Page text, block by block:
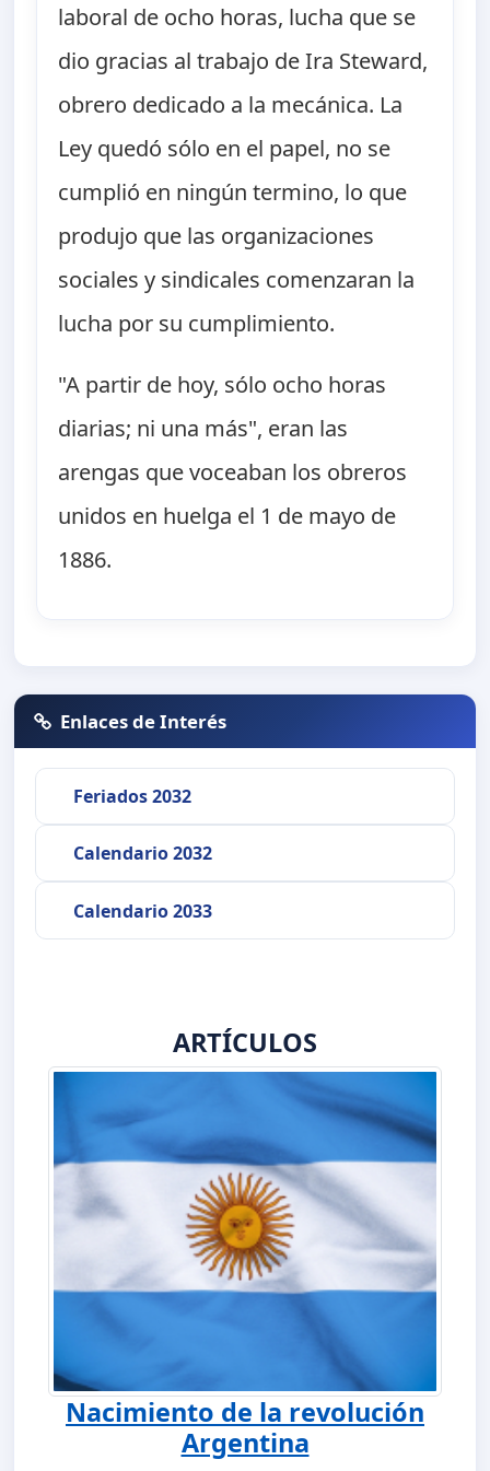
laboral de ocho horas, lucha que se
dio gracias al trabajo de Ira Steward,
obrero dedicado a la mecánica. La
Ley quedó sólo en el papel, no se
cumplió en ningún termino, lo que
produjo que las organizaciones
sociales y sindicales comenzaran la
lucha por su cumplimiento.
"A partir de hoy, sólo ocho horas
diarias; ni una más", eran las
arengas que voceaban los obreros
unidos en huelga el 1 de mayo de
1886.
Enlaces de Interés
Feriados 2032
Calendario 2032
Calendario 2033
ARTÍCULOS
Nacimiento de la revolución
Argentina